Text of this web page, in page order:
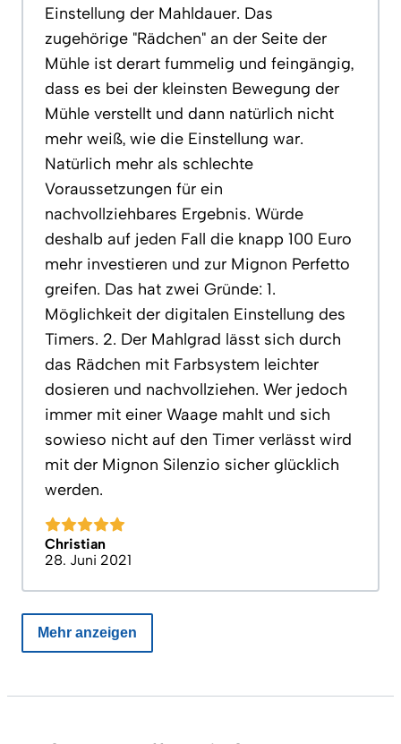
Einstellung der Mahldauer. Das
zugehörige "Rädchen" an der Seite der
Mühle ist derart fummelig und feingängig,
dass es bei der kleinsten Bewegung der
Mühle verstellt und dann natürlich nicht
mehr weiß, wie die Einstellung war.
Natürlich mehr als schlechte
Voraussetzungen für ein
nachvollziehbares Ergebnis. Würde
deshalb auf jeden Fall die knapp 100 Euro
mehr investieren und zur Mignon Perfetto
greifen. Das hat zwei Gründe: 1.
Möglichkeit der digitalen Einstellung des
Timers. 2. Der Mahlgrad lässt sich durch
das Rädchen mit Farbsystem leichter
dosieren und nachvollziehen. Wer jedoch
immer mit einer Waage mahlt und sich
sowieso nicht auf den Timer verlässt wird
mit der Mignon Silenzio sicher glücklich
werden.
Christian
28. Juni 2021
Mehr anzeigen